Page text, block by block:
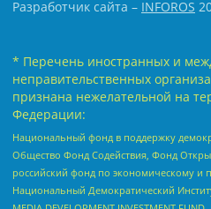
Разработчик сайта – INFOROS
* Перечень иностранных и
неправительственных
признана нежелательной на
Федерации:
Национальный фонд в поддержку
Общество Фонд Содействия, Фонд
российский фонд по экономическому и
Национальный Демократический